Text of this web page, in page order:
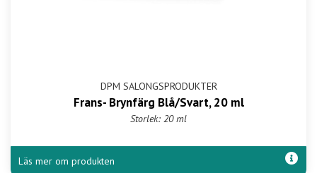
DPM SALONGSPRODUKTER
Frans- Brynfärg Blå/Svart, 20 ml
Storlek: 20 ml
Läs mer om produkten